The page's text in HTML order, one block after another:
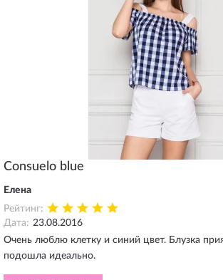
Consuelo blue
Елена
Рейтинг:
Дата: 23.08.2016
Очень люблю клетку и синий цвет. Блузка
подошла идеально.